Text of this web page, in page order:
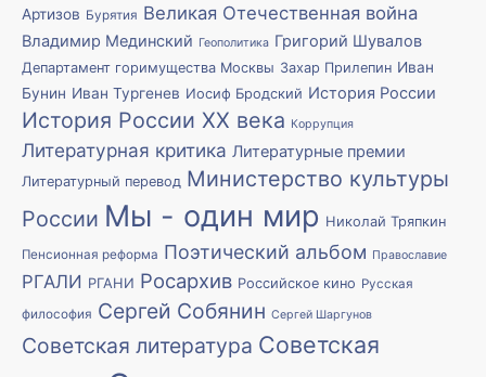
Артизов Бурятия Великая Отечественная война
Владимир Мединский Геополитика Григорий Шувалов
Департамент горимущества Москвы Захар Прилепин Иван
Бунин Иван Тургенев Иосиф Бродский История России
История России XX века Коррупция
Литературная критика Литературные премии
Литературный перевод Министерство культуры
России Мы - один мир Николай Тряпкин
Пенсионная реформа Поэтический альбом Православие
РГАЛИ РГАНИ Росархив Российское кино Русская
философия Сергей Собянин Сергей Шаргунов
Советская литература Советская